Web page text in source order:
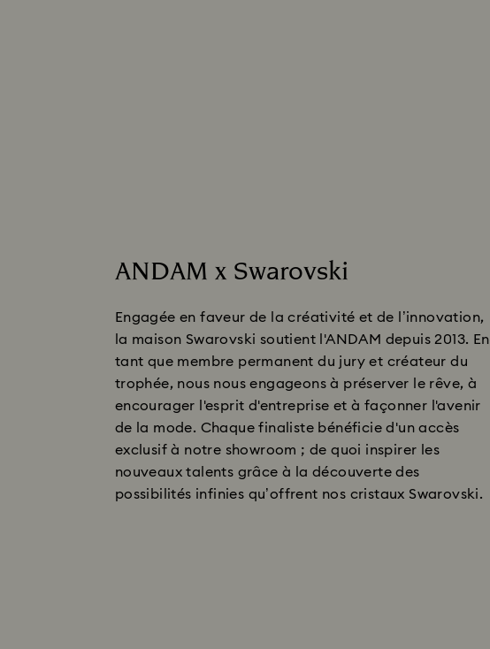
ANDAM x Swarovski
Engagée en faveur de la créativité et de l’innovation,
la maison Swarovski soutient l'ANDAM depuis 2013. En
tant que membre permanent du jury et créateur du
trophée, nous nous engageons à préserver le rêve, à
encourager l'esprit d'entreprise et à façonner l'avenir
de la mode. Chaque finaliste bénéficie d'un accès
exclusif à notre showroom ; de quoi inspirer les
nouveaux talents grâce à la découverte des
possibilités infinies qu’offrent nos cristaux Swarovski.